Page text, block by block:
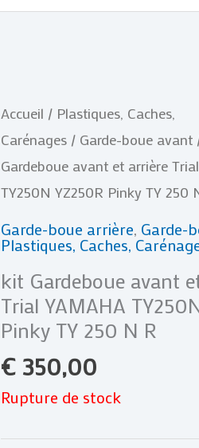
Accueil / Plastiques, Caches,
Carénages/ Garde-boue avant
Gardeboue avant et arrière
TY250N YZ250R Pinky TY 250
Garde-boue arrière, Garde-
Plastiques, Caches,
kit Gardeboue avant
Trial YAMAHA
Pinky TY 250 N R
€350,00
Rupture de stock